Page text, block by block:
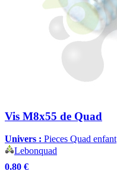
Vis M8x55 de Quad
Univers : Pieces Quad enfant
Lebonquad
0,80 €